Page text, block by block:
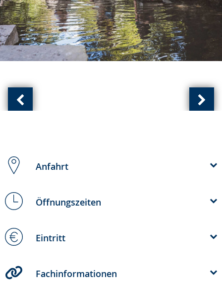
Vorherige
)
Anfahrt
Öffnungszeiten
Eintritt
Fachinformationen